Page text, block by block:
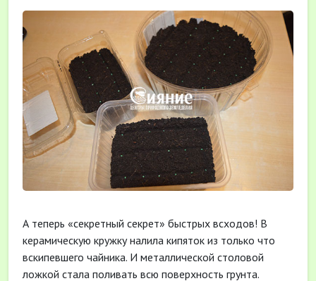
А теперь «секретный секрет» быстрых всходов! В
керамическую кружку налила кипяток из только что
вскипевшего чайника. И металлической столовой
ложкой стала поливать всю поверхность грунта.